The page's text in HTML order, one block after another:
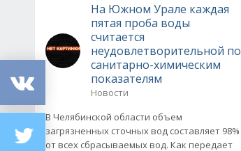
На Южном Урале каждая
пятая проба воды
считается
неудовлетворительной по
санитарно-химическим
показателям
Новости
В Челябинской области объем
загрязненных сточных вод составляет 98%
от всех сбрасываемых вод. Как передает